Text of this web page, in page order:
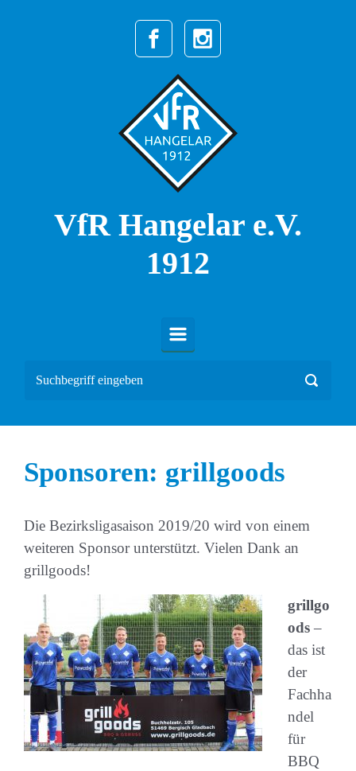
Zum Hauptinhalt springen
VfR Hangelar e.V.
1912
Sponsoren: grillgoods
Die Bezirksligasaison 2019/20 wird von einem
weiteren Sponsor unterstützt. Vielen Dank an
grillgoods!
grillgo
ods –
das ist
der
Fachha
ndel
für
BBQ